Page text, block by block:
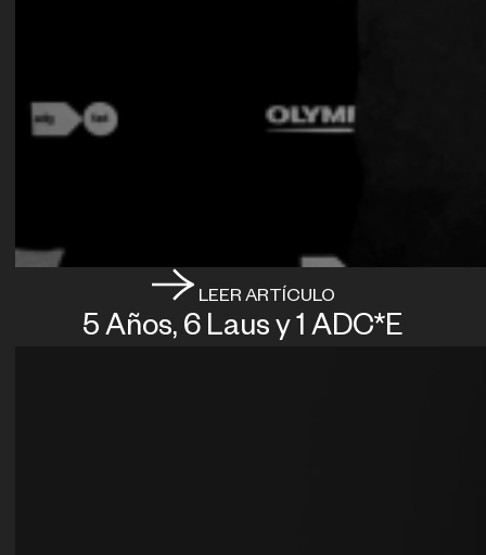
LEER ARTÍCULO
5 Años, 6 Laus y 1 ADC*E